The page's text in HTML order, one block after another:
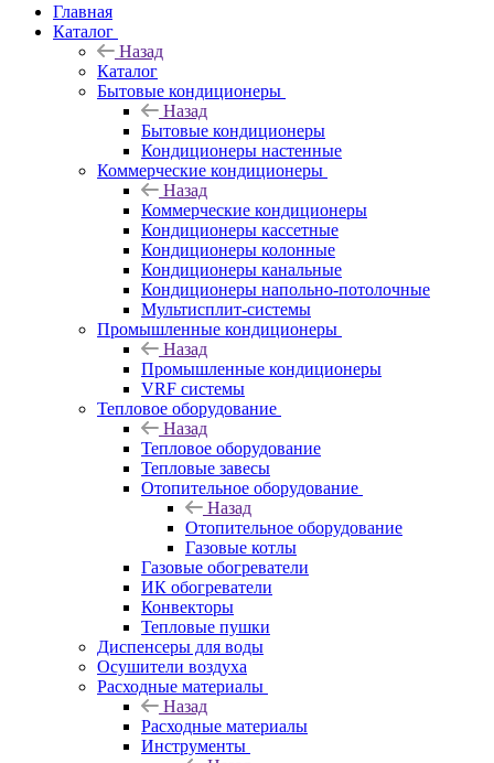
Главная
Каталог
Назад
Каталог
Бытовые кондиционеры
Назад
Бытовые кондиционеры
Кондиционеры настенные
Коммерческие кондиционеры
Назад
Коммерческие кондиционеры
Кондиционеры кассетные
Кондиционеры колонные
Кондиционеры канальные
Кондиционеры напольно-потолочные
Мультисплит-системы
Промышленные кондиционеры
Назад
Промышленные кондиционеры
VRF системы
Тепловое оборудование
Назад
Тепловое оборудование
Тепловые завесы
Отопительное оборудование
Назад
Отопительное оборудование
Газовые котлы
Газовые обогреватели
ИК обогреватели
Конвекторы
Тепловые пушки
Диспенсеры для воды
Осушители воздуха
Расходные материалы
Назад
Расходные материалы
Инструменты